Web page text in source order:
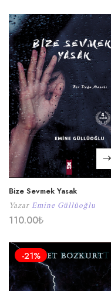
Bize Sevmek Yasak
Yazar Emine Güllüoğlu
110.00₺
-21%